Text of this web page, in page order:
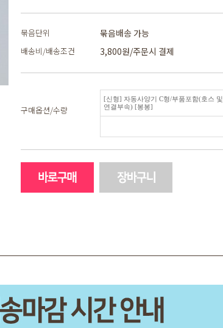
묶음단위 묶음배송 가능
배송비/배송조건 3,800원/주문시 결제
구매옵션/수량
[신형] 자동사양기 C형/부품포함(호스 및
연결부속) [봉봉]